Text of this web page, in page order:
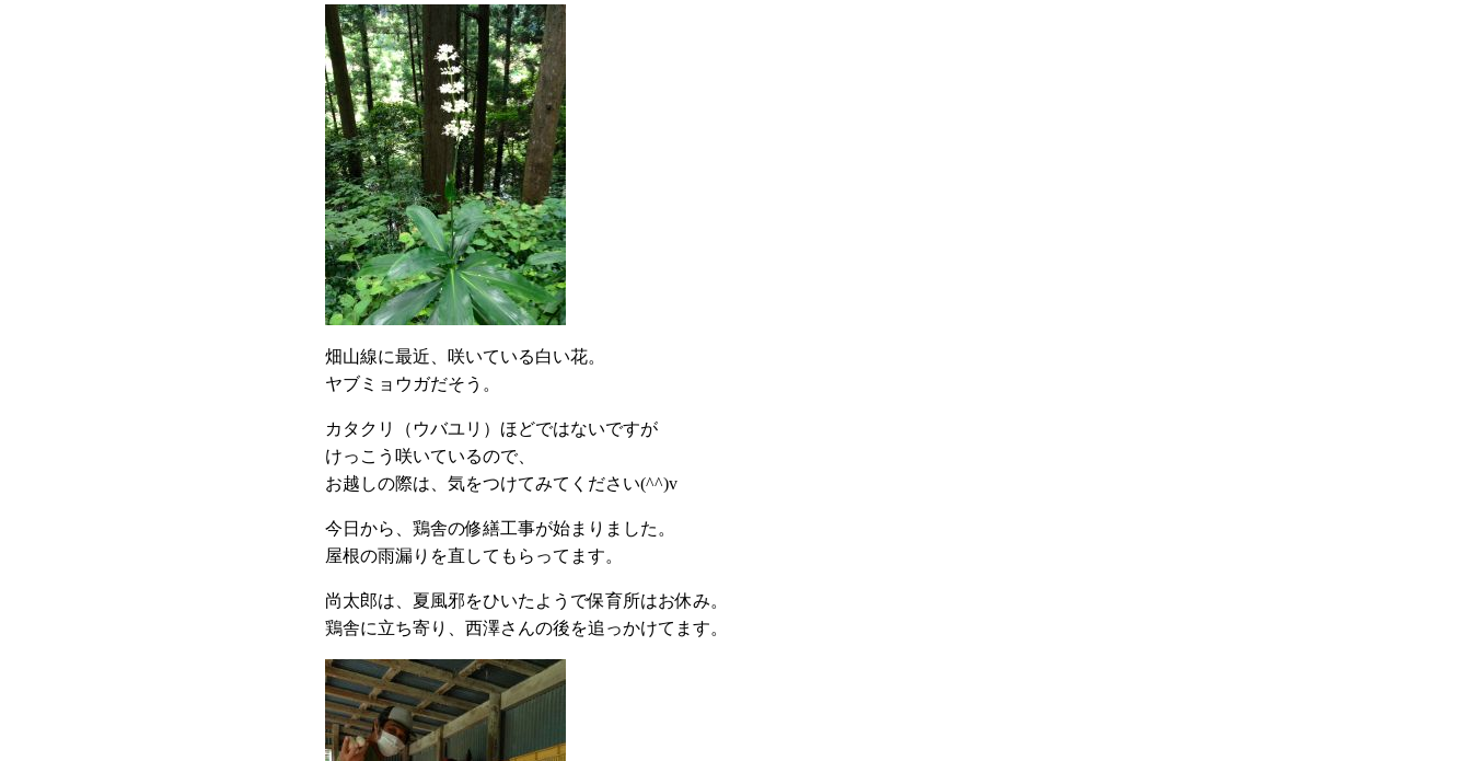
畑山線に最近、咲いている白い花。
ヤブミョウガだそう。
カタクリ（ウバユリ）ほどではないですが
けっこう咲いているので、
お越しの際は、気をつけてみてください(^^)v
今日から、鶏舎の修繕工事が始まりました。
屋根の雨漏りを直してもらってます。
尚太郎は、夏風邪をひいたようで保育所はお休み。
鶏舎に立ち寄り、西澤さんの後を追っかけてます。